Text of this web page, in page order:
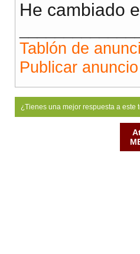
He cambiado
Tablón de
Publicar anuncio
¿Tienes una mejor respuesta a